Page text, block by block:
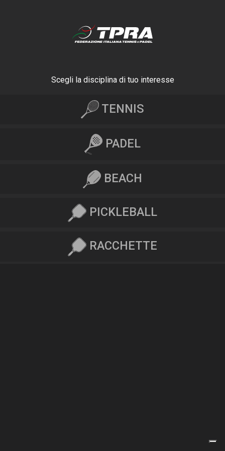
Scegli la disciplina di tuo interesse
TENNIS
PADEL
BEACH
PICKLEBALL
RACCHETTE